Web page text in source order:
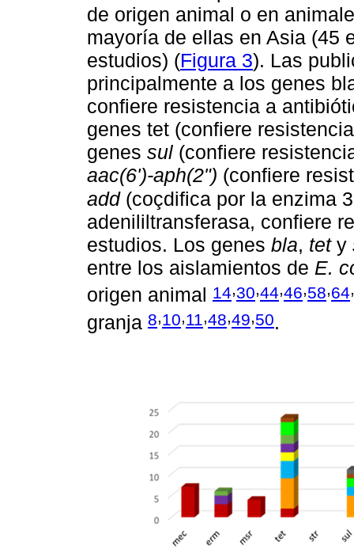
de origen animal o en
mayoría de ellas en Asia (45
estudios) (Figura 3). Las
principalmente a los genes
confiere resistencia a
genes tet (confiere
genes sul (confiere
aac(6')-aph(2") (confiere
add(coçdifica por la enzima
adenililtransferasa, confiere
estudios. Los genes bla, tety
entre los aislamientos de E.
origen animal
14,30,44,46,58,64,
granja 8,10,11,48,49,50.